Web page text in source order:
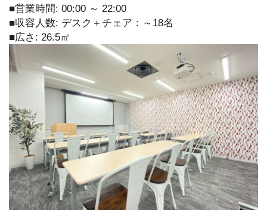
■営業時間: 00:00 ～ 22:00
■収容人数: デスク＋チェア：～18名
■広さ: 26.5㎡